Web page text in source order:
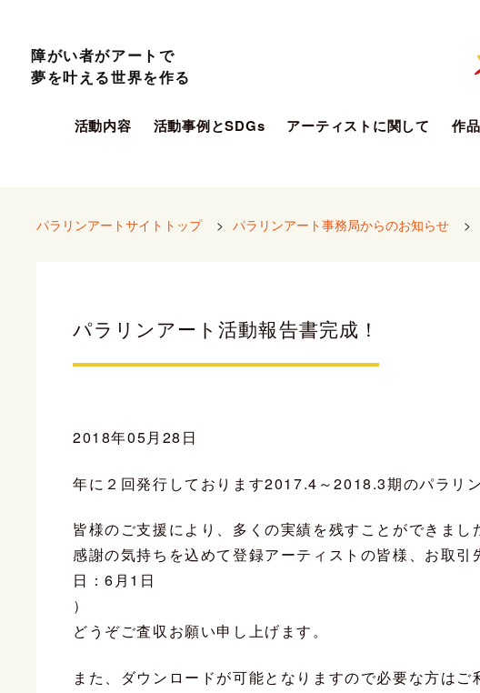
活動内容 活動事例とSDGs アーティストに関して 作
障がい者がアートで
夢を叶える世界を作る
パラリンアートサイトトップ > パラリンアート事務局からのお知らせ >
パラリンアート活動報告書完成！
2018年05月28日
年に２回発行しております2017.4～2018.3期のパラリ
皆様のご支援により、多くの実績を残すことができまし
感謝の気持ちを込めて登録アーティストの皆様、お取
日：6月1日
）
どうぞご査収お願い申し上げます。
また、ダウンロードが可能となりますので必要な方はご